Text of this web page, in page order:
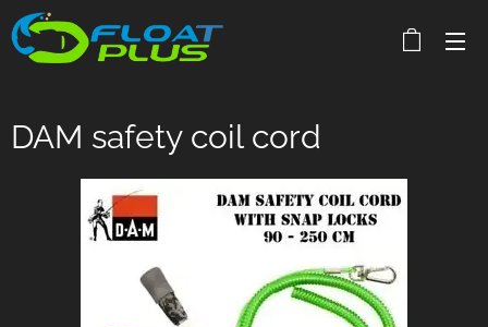
DAM safety coil cord